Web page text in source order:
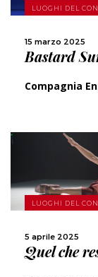
LUOGHI DEL
15 marzo 2025
Bastard
Compagnia
LUOGHI DEL
5 aprile 2025
Quel che